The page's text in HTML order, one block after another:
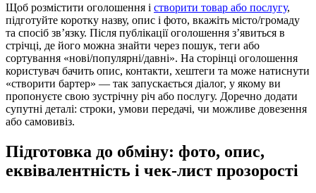
Щоб розмістити оголошення і створити товар або послугу,
підготуйте коротку назву, опис і фото, вкажіть місто/громаду
та спосіб зв’язку. Після публікації оголошення з’явиться в
стрічці, де його можна знайти через пошук, теги або
сортування «нові/популярні/давні». На сторінці оголошення
користувач бачить опис, контакти, хештеги та може натиснути
«створити бартер» — так запускається діалог, у якому ви
пропонуєте свою зустрічну річ або послугу. Доречно додати
супутні деталі: строки, умови передачі, чи можливе довезення
або самовивіз.
Підготовка до обміну: фото, опис,
еквівалентність і чек-лист прозорості